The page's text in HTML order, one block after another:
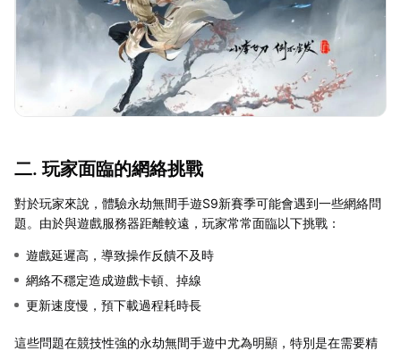
二. 玩家面臨的網絡挑戰
對於玩家來說，體驗永劫無間手遊S9新賽季可能會遇到一些網絡問
題。由於與遊戲服務器距離較遠，玩家常常面臨以下挑戰：
遊戲延遲高，導致操作反饋不及時
網絡不穩定造成遊戲卡頓、掉線
更新速度慢，預下載過程耗時長
這些問題在競技性強的永劫無間手遊中尤為明顯，特別是在需要精